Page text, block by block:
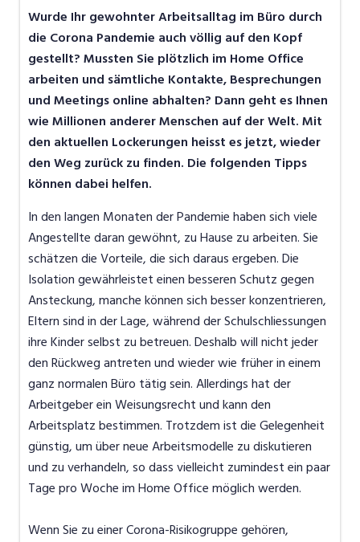
Wurde Ihr gewohnter Arbeitsalltag im Büro durch
die Corona Pandemie auch völlig auf den Kopf
gestellt? Mussten Sie plötzlich im Home Office
arbeiten und sämtliche Kontakte, Besprechungen
und Meetings online abhalten? Dann geht es Ihnen
wie Millionen anderer Menschen auf der Welt. Mit
den aktuellen Lockerungen heisst es jetzt, wieder
den Weg zurück zu finden. Die folgenden Tipps
können dabei helfen.
In den langen Monaten der Pandemie haben sich viele
Angestellte daran gewöhnt, zu Hause zu arbeiten. Sie
schätzen die Vorteile, die sich daraus ergeben. Die
Isolation gewährleistet einen besseren Schutz gegen
Ansteckung, manche können sich besser konzentrieren,
Eltern sind in der Lage, während der Schulschliessungen
ihre Kinder selbst zu betreuen. Deshalb will nicht jeder
den Rückweg antreten und wieder wie früher in einem
ganz normalen Büro tätig sein. Allerdings hat der
Arbeitgeber ein Weisungsrecht und kann den
Arbeitsplatz bestimmen. Trotzdem ist die Gelegenheit
günstig, um über neue Arbeitsmodelle zu diskutieren
und zu verhandeln, so dass vielleicht zumindest ein paar
Tage pro Woche im Home Office möglich werden.
Wenn Sie zu einer Corona-Risikogruppe gehören,